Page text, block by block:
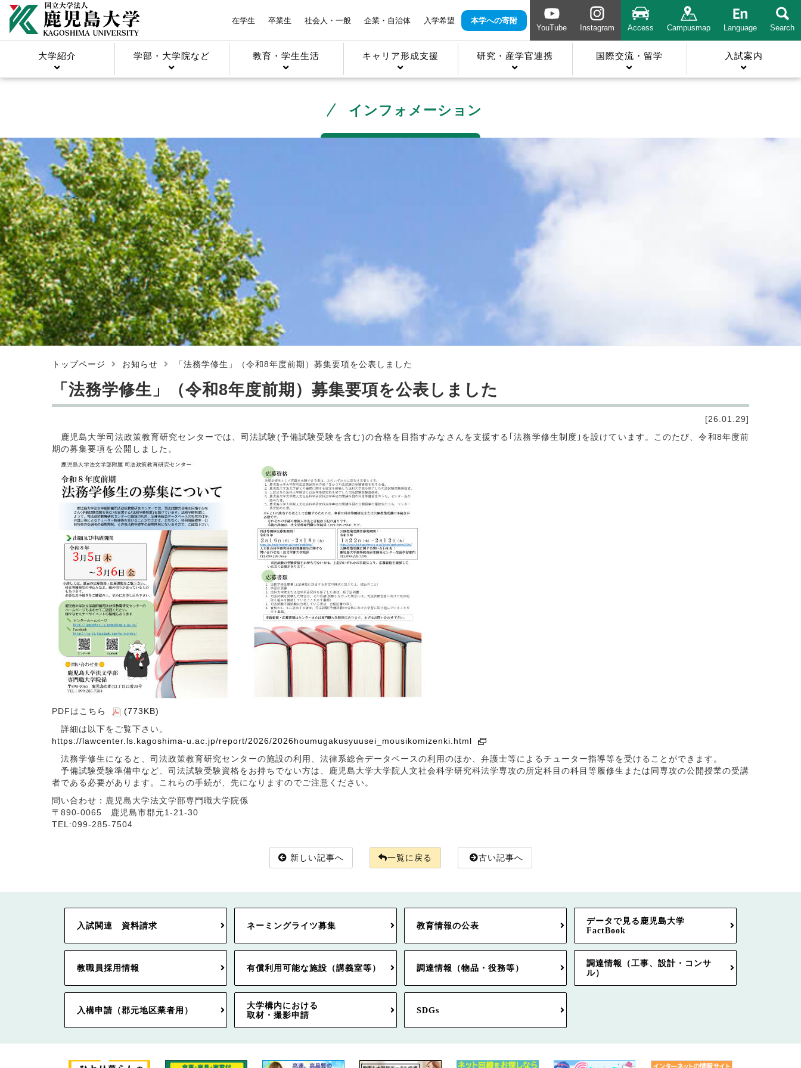
在学生 卒業生 社会人・一般 企業・自治体 入学希望
本学への寄附
YouTube
Instagram Access Campusmap Language Search
大学紹介 学部・大学院など 教育・学生生活 キャリア形成支援 研究・産学官連携 国際交流・留学 入試案内
インフォメーション
トップページ お知らせ 「法務学修生」（令和8年度前期）募集要項を公表しました
「法務学修生」（令和8年度前期）募集要項を公表しました
[26.01.29]
鹿児島大学司法政策教育研究センターでは、司法試験(予備試験受験を含む)の合格を目指すみなさんを支援する｢法務学修生制度｣を設けています。このたび、令和8年度前
期の募集要項を公開しました。
PDFは こちら
(773KB)
詳細は以下をご覧下さい。
https://lawcenter.ls.kagoshima-u.ac.jp/report/2026/2026houmugakusyuusei_mousikomizenki.html
法務学修生になると、司法政策教育研究センターの施設の利用、法律系総合データベースの利用のほか、弁護士等によるチューター指導等を受けることができます。
予備試験受験準備中など、司法試験受験資格をお持ちでない方は、鹿児島大学大学院人文社会科学研究科法学専攻の所定科目の科目等履修生または同専攻の公開授業の受講
者である必要があります。これらの手続が、先になりますのでご注意ください。
問い合わせ：鹿児島大学法文学部専門職大学院係
〒890-0065 鹿児島市郡元1-21-30
TEL:099-285-7504
新しい記事へ 一覧に戻る 古い記事へ
入試関連 資料請求 ネーミングライツ募集 教育情報の公表
データで見る鹿児島大学
FactBook
教職員採用情報 有償利用可能な施設（講義室等） 調達情報（物品・役務等）
調達情報（工事、設計・コンサ
ル）
入構申請（郡元地区業者用）
大学構内における
取材・撮影申請
SDGs